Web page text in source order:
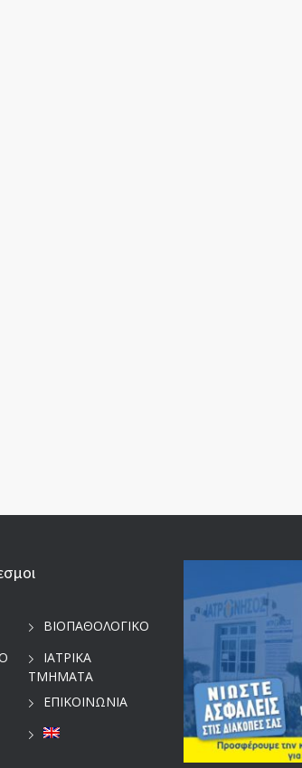
ΒΙΟΠΑΘΟΛΟΓΙΚΟ
ΙΑΤΡΙΚΑ
ΤΜΗΜΑΤΑ
ΕΠΙΚΟΙΝΩΝΙΑ